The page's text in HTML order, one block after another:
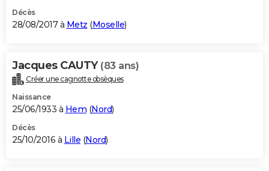
Décès
28/08/2017 à Metz (Moselle)
Jacques CAUTY (83 ans)
Créer une cagnotte obsèques
Naissance
25/06/1933 à Hem (Nord)
Décès
25/10/2016 à Lille (Nord)